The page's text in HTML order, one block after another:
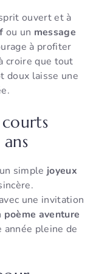
ouvert et à
ou un message
à profiter
croire que tout
doux laisse une
courts
simple joyeux
une invitation
poème aventure
année pleine de